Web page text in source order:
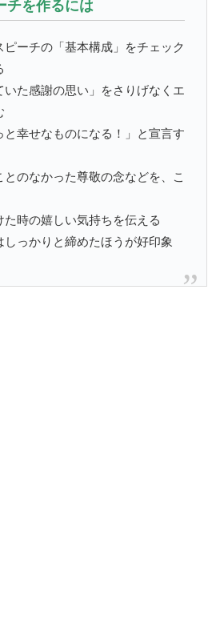
チを作るには
ピーチの「基本構成」をチェック
いた感謝の思い」をさりげなくエ
と幸せなものになる！」と宣言す
とのなかった尊敬の念などを、こ
た時の嬉しい気持ちを伝える
しっかりと締めたほうが好印象